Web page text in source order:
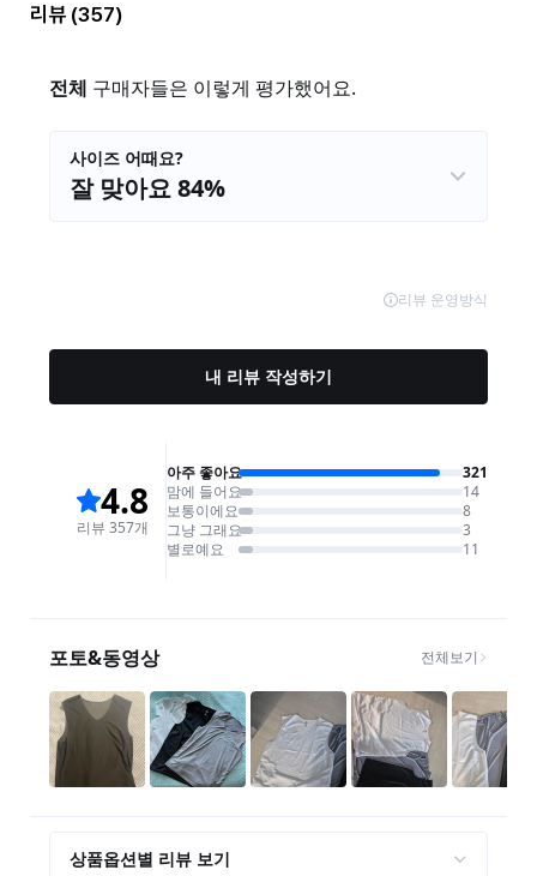
리뷰 (357)